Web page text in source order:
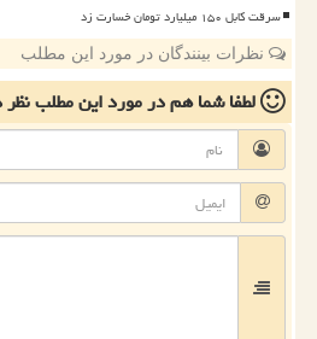
سرقت کابل ۱۵۰ میلیارد تومان خسارت زد
نظرات بینندگان در مورد این مطلب
لطفا شما همدر مورد این مطلب